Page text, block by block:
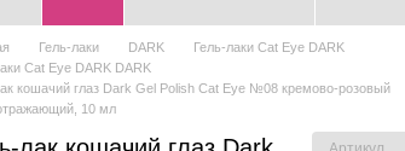
Гель-лаки DARK
Гель-лаки Cat Eye DARK
Cat Eye DARK DARK
кошачий глаз Dark Gel Polish Cat Eye №08 кремово-розовый
10 мл